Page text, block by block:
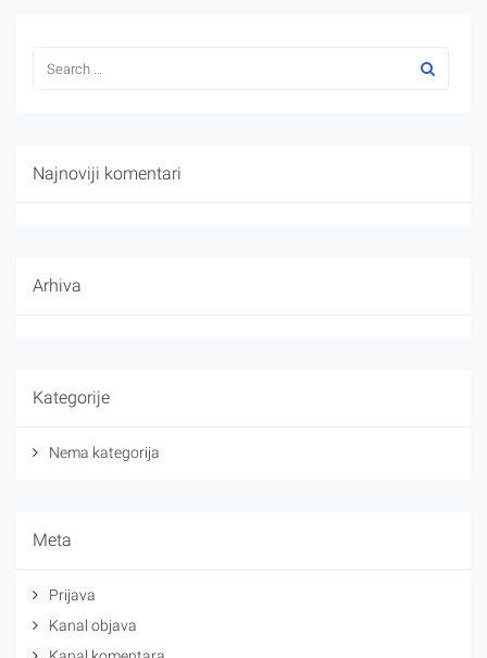
Najnoviji komentari
Arhiva
Kategorije
Nema kategorija
Meta
Prijava
Kanal objava